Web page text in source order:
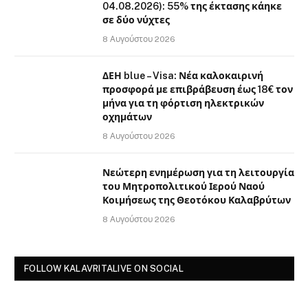
04.08.2026): 55% της έκτασης κάηκε
σε δύο νύχτες
8 Αυγούστου 2026
ΔΕΗ blue – Visa: Νέα καλοκαιρινή
προσφορά με επιβράβευση έως 18€ τον
μήνα για τη φόρτιση ηλεκτρικών
οχημάτων
8 Αυγούστου 2026
Νεώτερη ενημέρωση για τη λειτουργία
του Μητροπολιτικού Ιερού Ναού
Κοιμήσεως της Θεοτόκου Καλαβρύτων
8 Αυγούστου 2026
FOLLOW KALAVRITALIVE ON SOCIAL